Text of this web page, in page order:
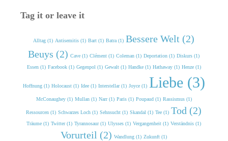
Tag it or leave it
Alltag (1) Antisemitis (1) Bart (1) Batra (1) Bessere Welt (2)
Beuys (2) Cave (1) Clément (1) Coleman (1) Deportation (1) Diskurs (1)
Essen (1) Facebook (1) Gegenpol (1) Gewalt (1) Handke (1) Hathaway (1) Henze (1)
Hoffnung (1) Holocaust (1) Idee (1) Interstellar (1) Joyce (1) Liebe (3)
McConaughey (1) Mullan (1) Narr (1) Paris (1) Poupaud (1) Rassismus (1)
Ressourcen (1) Schwarzes Loch (1) Sehnsucht (1) Skandal (1) Tee (1) Tod (2)
Träume (1) Twitter (1) Tyrannosaur (1) Ulysses (1) Vergangenheit (1) Verständnis (1)
Vorurteil (2) Wandlung (1) Zukunft (1)